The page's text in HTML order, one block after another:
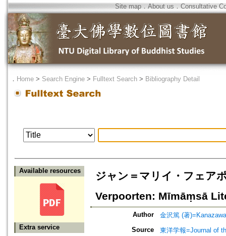
Site map．About us ． Consultative
． Home > Search Engine > Fulltext Search > Bibliography Detail
Available resources
Extra service
ジャン＝マリイ・フェア
Verpoorten: Mīmāṃsā
Author
金沢篤 (著
Source
東洋学報=Journal of